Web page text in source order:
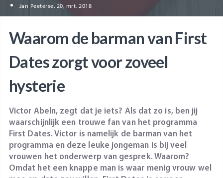
Jan Peeterse, 20, mrt. 2018
Waarom de barman van First
Dates zorgt voor zoveel
hysterie
Victor Abeln, zegt dat je iets? Als dat zo is, ben jij
waarschijnlijk een trouwe fan van het programma
First Dates. Victor is namelijk de barman van het
programma en deze leuke jongeman is bij veel
vrouwen het onderwerp van gesprek. Waarom?
Omdat het een knappe man is waar menig vrouw wel